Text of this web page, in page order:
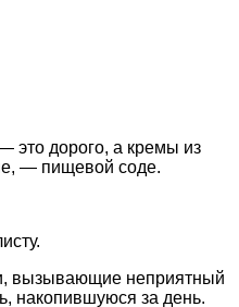
это дорого, а кремы из
— пищевой соде.
вызывающие неприятный
накопившуюся за день.